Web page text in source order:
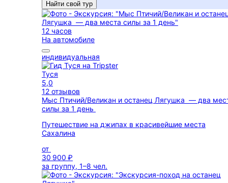
Найти свой тур
12 часов
На автомобиле
индивидуальная
Туся
5,0
12 отзывов
Мыс Птичий/Великан и останец Лягушка — два
силы за 1 день
Путешествие на джипах в красивейшие места
Сахалина
от
30 900 ₽
за группу, 1–8 чел.